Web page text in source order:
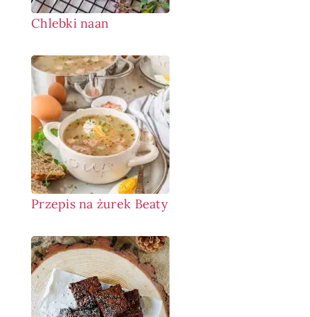
Chlebki naan
Przepis na żurek Beaty